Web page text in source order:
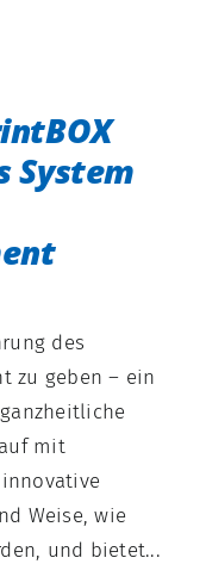
System
des
zu geben – ein
mit
Weise, wie
und bietet...